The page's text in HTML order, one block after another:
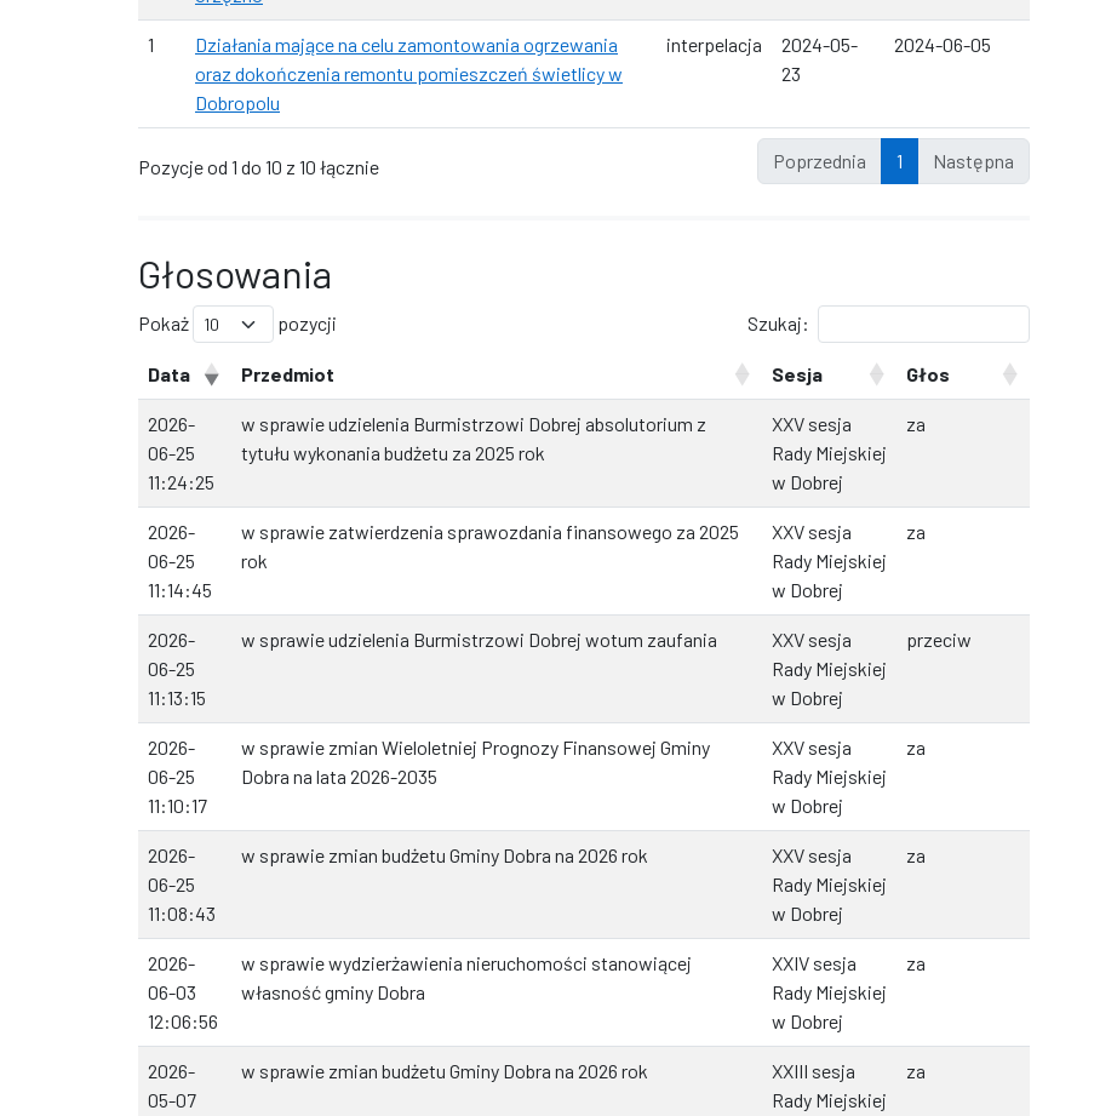
1
Działania mające na celu zamontowania ogrzewania
oraz dokończenia remontu pomieszczeń świetlicy w
Dobropolu
interpelacja
2024-05-
23
2024-06-05
Pozycje od 1 do 10 z 10 łącznie Poprzednia 1 Następna
Głosowania
Pokaż pozycji Szukaj:
Data Przedmiot Sesja Głos
2026-
06-25
11:24:25
w sprawie udzielenia Burmistrzowi Dobrej absolutorium z
tytułu wykonania budżetu za 2025 rok
XXV sesja
Rady Miejskiej
w Dobrej
za
2026-
06-25
11:14:45
w sprawie zatwierdzenia sprawozdania finansowego za 2025
rok
XXV sesja
Rady Miejskiej
w Dobrej
za
2026-
06-25
11:13:15
w sprawie udzielenia Burmistrzowi Dobrej wotum zaufania
XXV sesja
Rady Miejskiej
w Dobrej
przeciw
2026-
06-25
11:10:17
w sprawie zmian Wieloletniej Prognozy Finansowej Gminy
Dobra na lata 2026-2035
XXV sesja
Rady Miejskiej
w Dobrej
za
2026-
06-25
11:08:43
w sprawie zmian budżetu Gminy Dobra na 2026 rok
XXV sesja
Rady Miejskiej
w Dobrej
za
2026-
06-03
12:06:56
w sprawie wydzierżawienia nieruchomości stanowiącej
własność gminy Dobra
XXIV sesja
Rady Miejskiej
w Dobrej
za
2026-
05-07
w sprawie zmian budżetu Gminy Dobra na 2026 rok
XXIII sesja
Rady Miejskiej
za